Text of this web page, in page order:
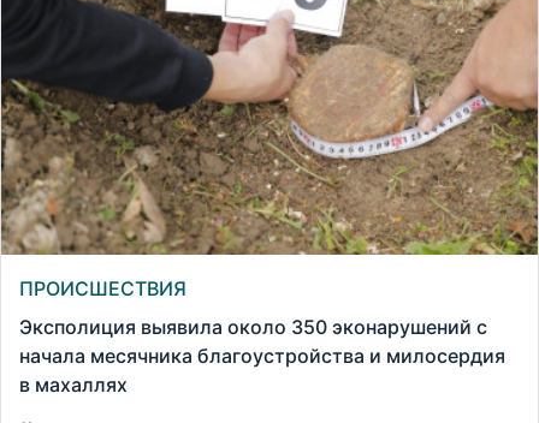
ПРОИСШЕСТВИЯ
Эксполиция выявила около 350 эконарушений с
начала месячника благоустройства и милосердия
в махаллях